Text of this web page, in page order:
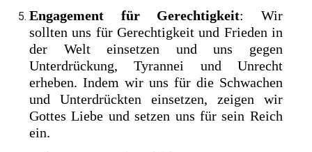
Engagement für Gerechtigkeit: Wir
sollten uns für Gerechtigkeit und Frieden in
der Welt einsetzen und uns gegen
Unterdrückung, Tyrannei und Unrecht
erheben. Indem wir uns für die Schwachen
und Unterdrückten einsetzen, zeigen wir
Gottes Liebe und setzen uns für sein Reich
ein.